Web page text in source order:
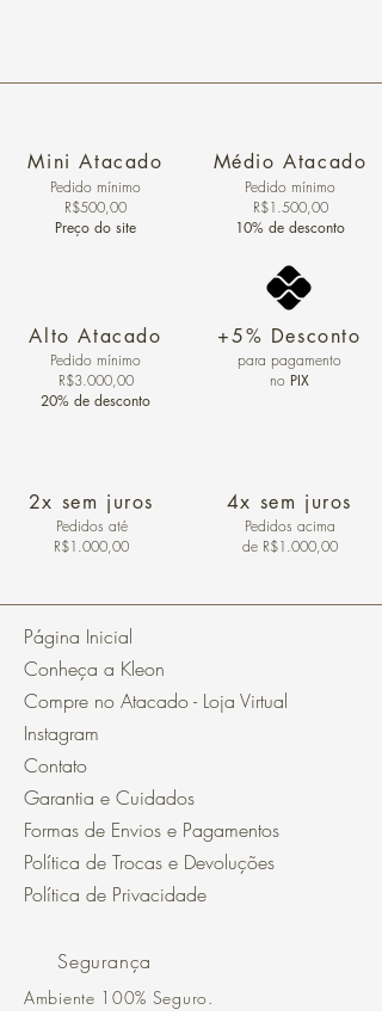
Mini Atacado
Pedido ​mínimo
R$500,00
Preço do site
Alto Atacado
Pedido mínimo
R$3.000,00
20% de desconto
2x sem juros
Pedidos até
R$1.000,00
Médio Atacado
Pedido mínimo
R$1.500,00
10% de desconto
+5% Desconto
para pagamento
no PIX
4x sem juros
Pedidos acima
de R$1.000,00
Página Inicial
Conheça a Kleon
Compre no Atacado - Loja Virtual
Instagram
Contato
Garantia e Cuidados
Formas de Envios e Pagamentos
Política de Trocas e Devoluções
Política de Privacidade
Segurança
Ambiente 100% Seguro.